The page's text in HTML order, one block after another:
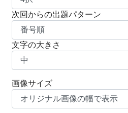
次回からの出題パターン
文字の大きさ
画像サイズ